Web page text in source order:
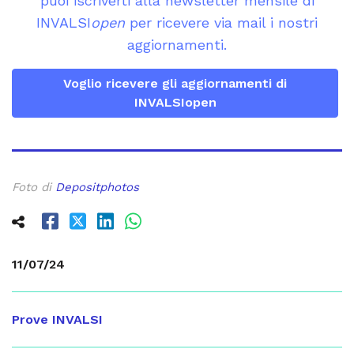
11/07/24
Prove INVALSI
INVALSIopen per ricevere via mail i nostri
aggiornamenti.
Voglio ricevere gli aggiornamenti di
INVALSIopen
Foto di Depositphotos